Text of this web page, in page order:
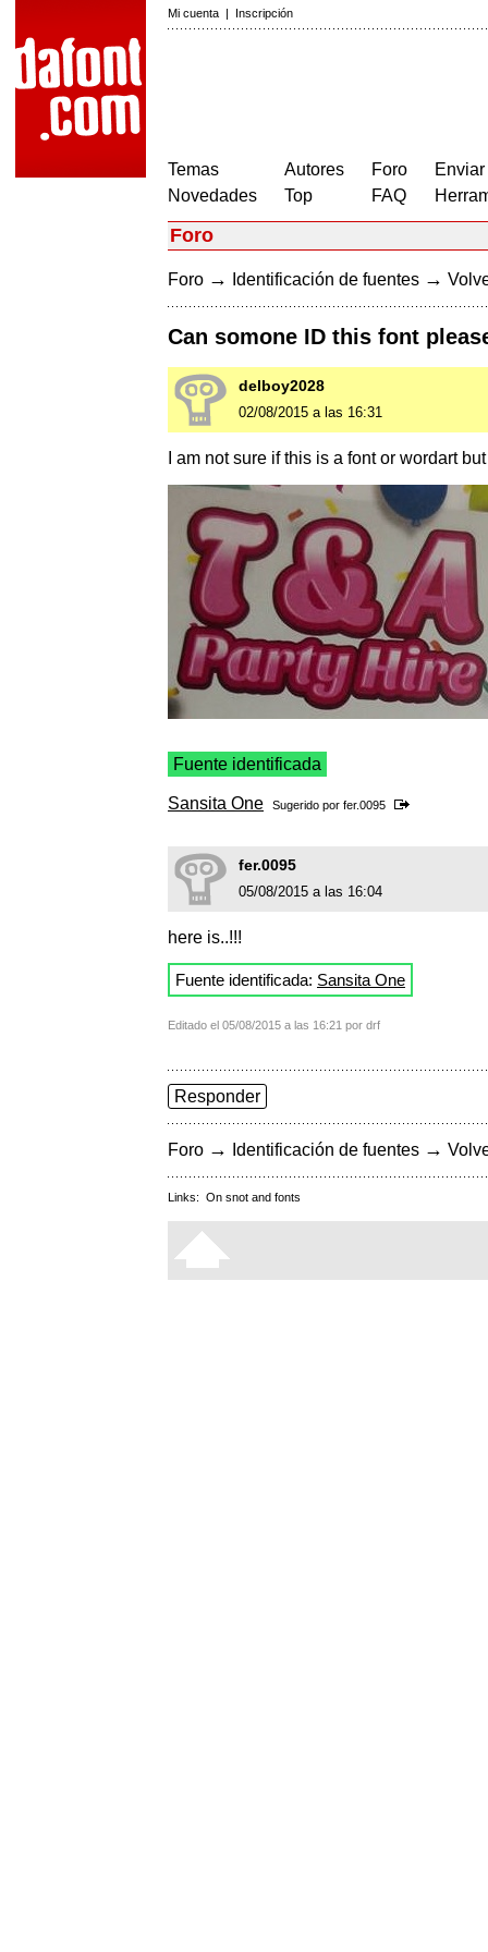
Mi cuenta | Inscripción
Temas
Novedades
Autores
Top
Foro
FAQ
Foro
Foro → Identificación de fuentes →
Can somone ID this font
delboy2028
02/08/2015 a las 16:31
I am not sure if this is a font or wordart
Fuente identificada
Sansita One Sugerido por fer.0095
fer.0095
05/08/2015 a las 16:04
here is..!!!
Fuente identificada: Sansita One
Editado el 05/08/2015 a las 16:21 por drf
Responder
Foro → Identificación de fuentes →
Links: On snot and fonts